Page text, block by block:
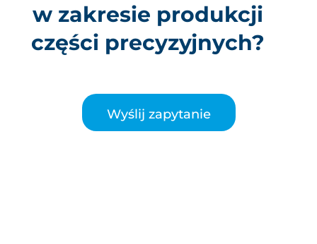
w zakresie produkcji
części precyzyjnych?
Wyślij zapytanie